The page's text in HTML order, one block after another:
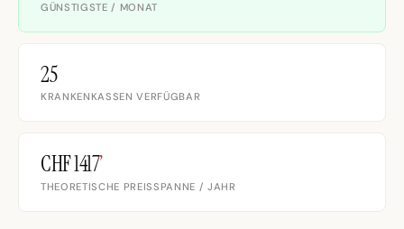
GÜNSTIGSTE / MONAT
25
KRANKENKASSEN VERFÜGBAR
CHF 1417’
THEORETISCHE PREISSPANNE / JAHR